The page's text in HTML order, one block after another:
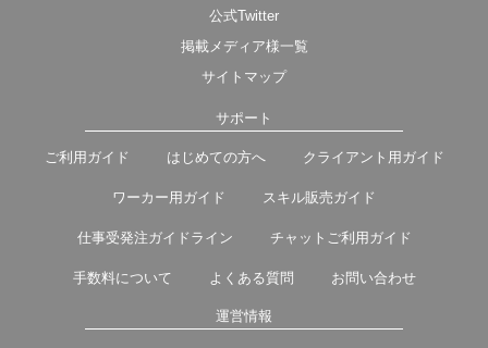
公式Twitter
掲載メディア様一覧
サイトマップ
サポート
ご利用ガイド はじめての方へ クライアント用ガイド
ワーカー用ガイド スキル販売ガイド
仕事受発注ガイドライン チャットご利用ガイド
手数料について よくある質問 お問い合わせ
運営情報